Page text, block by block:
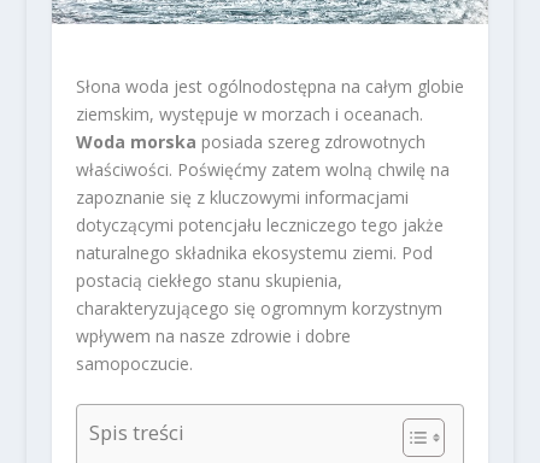
Słona woda jest ogólnodostępna na całym globie
ziemskim, występuje w morzach i oceanach.
Woda morska posiada szereg zdrowotnych
właściwości. Poświęćmy zatem wolną chwilę na
zapoznanie się z kluczowymi informacjami
dotyczącymi potencjału leczniczego tego jakże
naturalnego składnika ekosystemu ziemi. Pod
postacią ciekłego stanu skupienia,
charakteryzującego się ogromnym korzystnym
wpływem na nasze zdrowie i dobre
samopoczucie.
Spis treści